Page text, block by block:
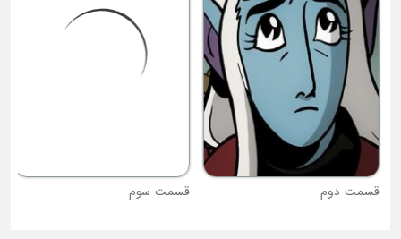
قسمت دوم قسمت سوم